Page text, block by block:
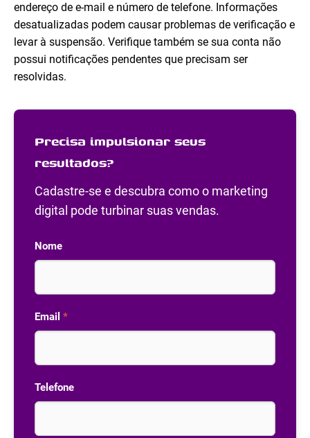
endereço de e-mail e número de telefone. Informações
desatualizadas podem causar problemas de verificação e
levar à suspensão. Verifique também se sua conta não
possui notificações pendentes que precisam ser
resolvidas.
Precisa impulsionar seus
resultados?
Cadastre-se e descubra como o marketing
digital pode turbinar suas vendas.
Nome
Email *
Telefone